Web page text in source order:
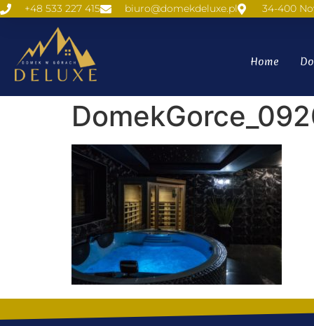
+48 533 227 415 biuro@domekdeluxe.pl 34-400
Home